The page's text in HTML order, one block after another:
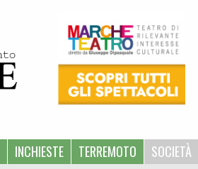
INCHIESTE TERREMOTO SOCIETÀ